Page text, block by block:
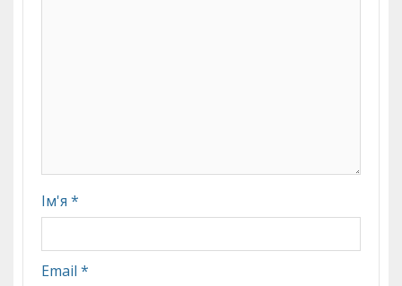
Ім'я *
Email *